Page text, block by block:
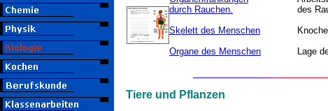
durch Rauchen.
Skelett des Menschen
Organe des Menschen
des
Lage
Tiere und Pflanzen